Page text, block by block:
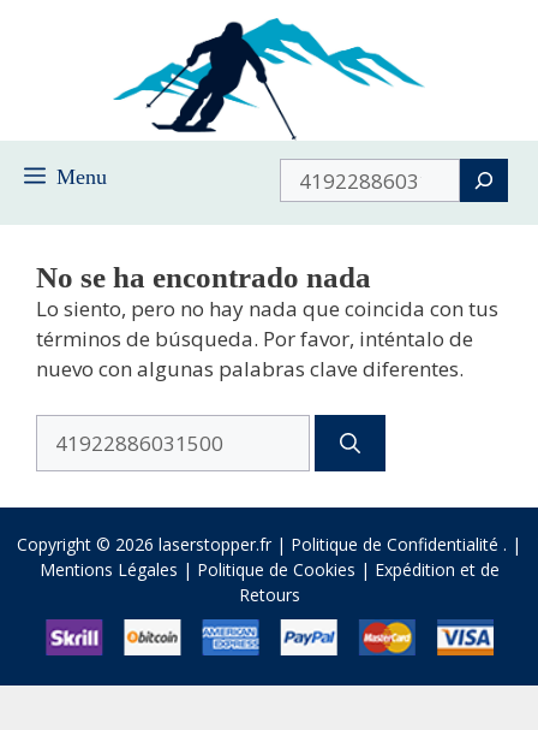
Menu Buscar
No se ha encontrado nada
Lo siento, pero no hay nada que coincida con tus
términos de búsqueda. Por favor, inténtalo de
nuevo con algunas palabras clave diferentes.
Copyright © 2026 laserstopper.fr | Politique de Confidentialité . |
Mentions Légales | Politique de Cookies | Expédition et de
Retours